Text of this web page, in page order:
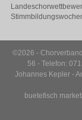
©2026 -
56 - Telefon:
Johannes Kepler -
buetefisch